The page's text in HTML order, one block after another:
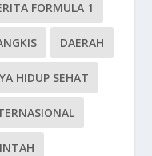
FORMULA 1
DAERAH
HIDUP SEHAT